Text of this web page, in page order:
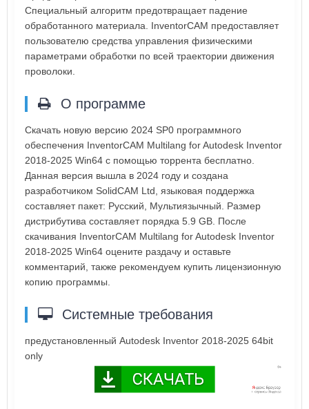
Специальный алгоритм предотвращает падение
обработанного материала. InventorCAM предоставляет
пользователю средства управления физическими
параметрами обработки по всей траектории движения
проволоки.
О программе
Скачать новую версию 2024 SP0 программного
обеспечения InventorCAM Multilang for Autodesk Inventor
2018-2025 Win64 с помощью торрента бесплатно.
Данная версия вышла в 2024 году и создана
разработчиком SolidCAM Ltd, языковая поддержка
составляет пакет: Русский, Мультиязычный. Размер
дистрибутива составляет порядка 5.9 GB. После
скачивания InventorCAM Multilang for Autodesk Inventor
2018-2025 Win64 оцените раздачу и оставьте
комментарий, также рекомендуем купить лицензионную
копию программы.
Системные требования
предустановленный Autodesk Inventor 2018-2025 64bit
only